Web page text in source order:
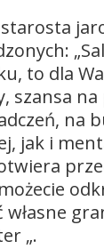
to dla
szansa
na
jak i
„.